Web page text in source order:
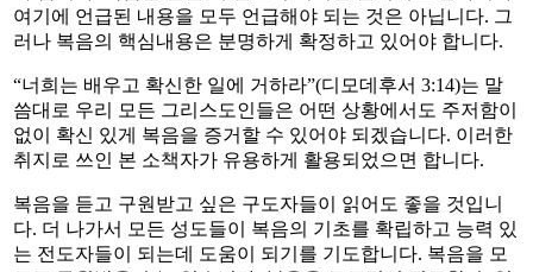
여기에 언급된 내용을 모두 언급해야 되는 것은 아닙니다. 그
러나 복음의 핵심내용은 분명하게 확정하고 있어야 합니다.
“너희는 배우고 확신한 일에 거하라”(디모데후서 3:14)는 말
씀대로 우리 모든 그리스도인들은 어떤 상황에서도 주저함이
없이 확신 있게 복음을 증거할 수 있어야 되겠습니다. 이러한
취지로 쓰인 본 소책자가 유용하게 활용되었으면 합니다.
복음을 듣고 구원받고 싶은 구도자들이 읽어도 좋을 것입니
다. 더 나가서 모든 성도들이 복음의 기초를 확립하고 능력 있
는 전도자들이 되는데 도움이 되기를 기도합니다. 복음을 모